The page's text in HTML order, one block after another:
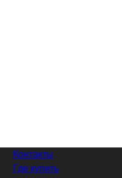
Контакты
Где купить